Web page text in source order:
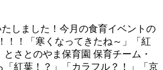
しました！今月の食育イベントの
！！「寒くなってきたね～」「紅
さとのやま保育園 保育チーム・
「紅葉！？」「カラフル？！」「京